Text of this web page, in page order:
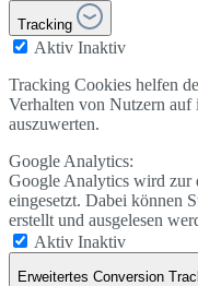
Tracking
Aktiv Inaktiv
Tracking Cookies helfen
Verhalten von Nutzern auf
auszuwerten.
Google Analytics:
Google Analytics wird zur
eingesetzt. Dabei können
erstellt und ausgelesen
Aktiv Inaktiv
Erweitertes Conversion